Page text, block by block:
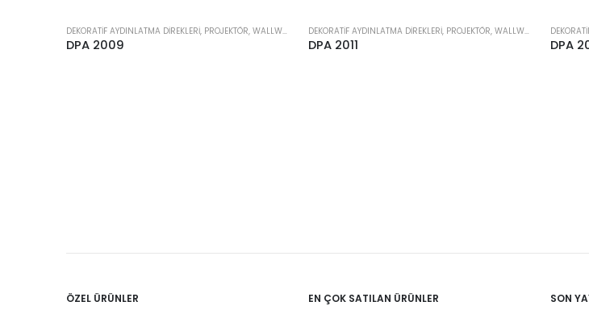
DEKORATIF AYDINLATMA DIREKLERI, PROJEKTÖR, WALLWASHER
DPA 2009
DEKORATIF AYDINLATMA DIREKLERI, PROJEKTÖR, WALLWASHER
DPA 2011 DPA
ÖZEL ÜRÜNLER EN ÇOK SATILAN ÜRÜNLER SON